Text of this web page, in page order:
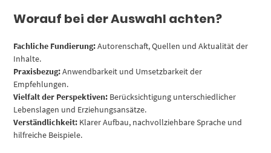
Worauf bei der Auswahl achten?
Fachliche Fundierung:Autorenschaft, Quellen und Aktualität der
Inhalte.
Praxisbezug:Anwendbarkeit und Umsetzbarkeit der
Empfehlungen.
Vielfalt der Perspektiven: Berücksichtigung unterschiedlicher
Lebenslagen und Erziehungsansätze.
Verständlichkeit: Klarer Aufbau, nachvollziehbare Sprache und
hilfreiche Beispiele.